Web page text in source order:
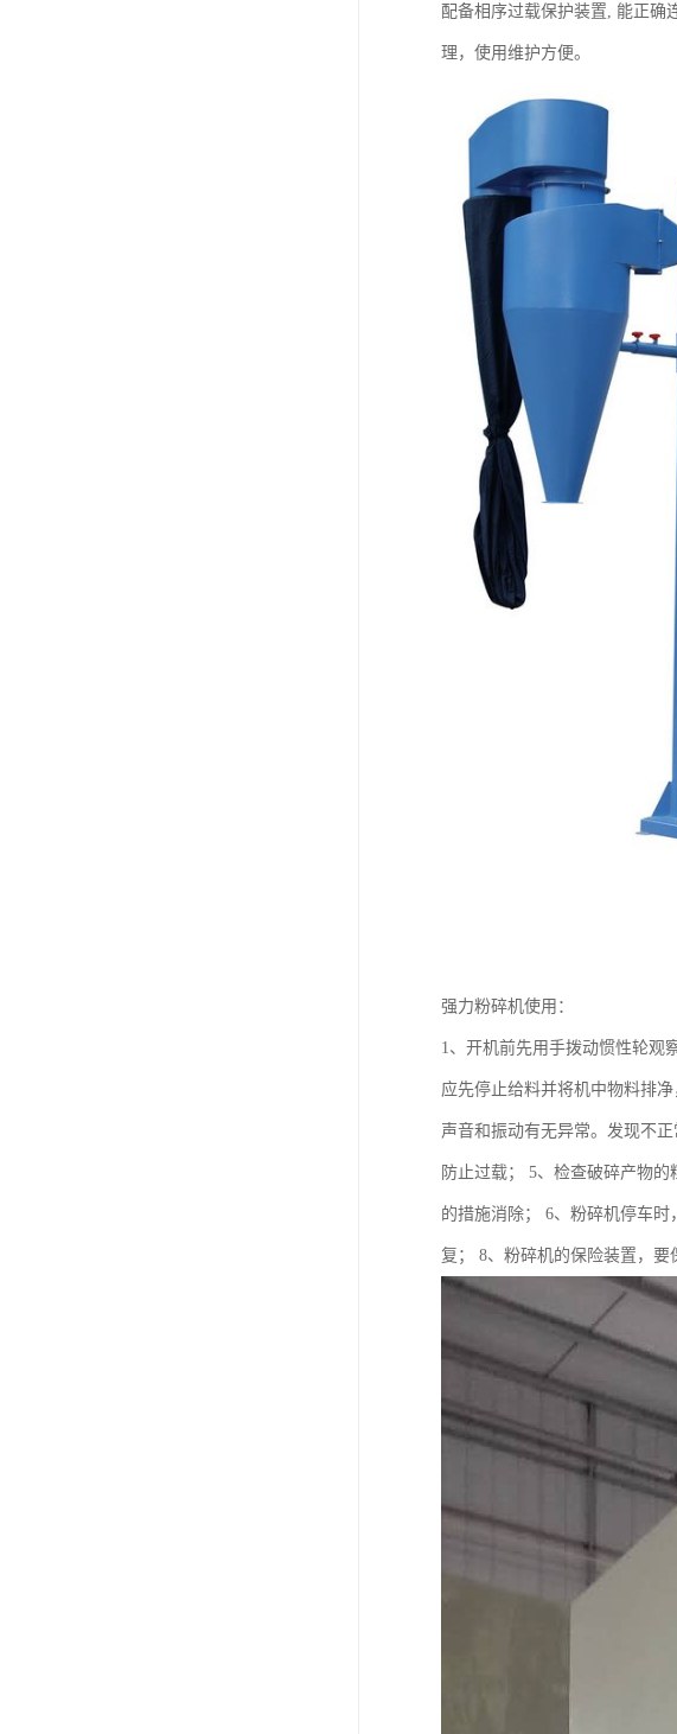
配备相序过载保护装置, 能正确
理，使用维护方便。
强力粉碎机使用：
1、开机前先用手拨动惯性轮观
应先停止给料并将机中物料排
声音和振动有无异常。发现不
防止过载； 5、检查破碎产物
的措施消除； 6、粉碎机停车
复； 8、粉碎机的保险装置，要